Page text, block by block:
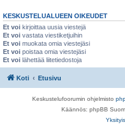
KESKUSTELUALUEEN OIKEUDET
Et voi kirjoittaa uusia viestejä
Et voi vastata viestiketjuihin
Et voi muokata omia viestejäsi
Et voi poistaa omia viestejäsi
Et voi lähettää liitetiedostoja
Koti Etusivu
Keskustelufoorumin ohjelmisto
Käännös: phpBB